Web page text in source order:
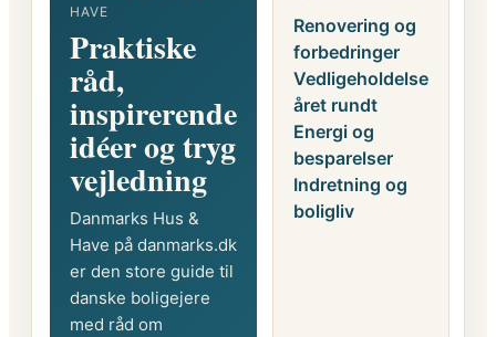
HAVE
Praktiske
råd,
inspirerende
idéer og tryg
vejledning
Danmarks Hus &
Have på danmarks.dk
er den store guide til
danske boligejere
med råd om
Renovering og
forbedringer
Vedligeholdelse
året rundt
Energi og
besparelser
Indretning og
boligliv